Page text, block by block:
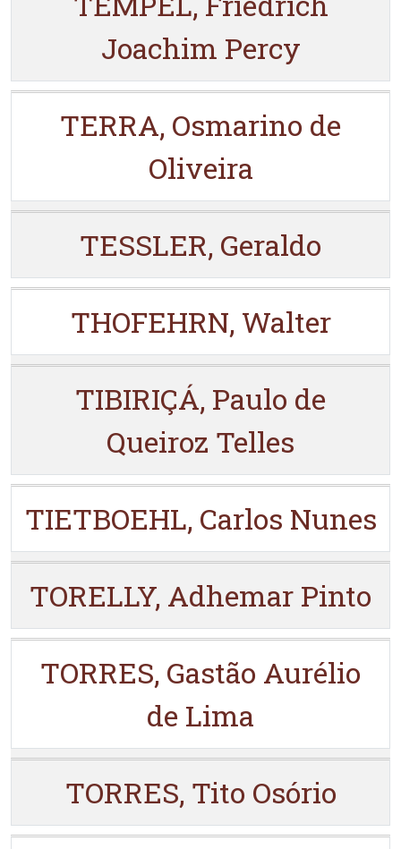
Joachim Percy
TERRA, Osmarino de
Oliveira
TESSLER, Geraldo
THOFEHRN, Walter
TIBIRIÇÁ, Paulo de
Queiroz Telles
TIETBOEHL, Carlos Nunes
TORELLY, Adhemar Pinto
TORRES, Gastão Aurélio
de Lima
TORRES, Tito Osório